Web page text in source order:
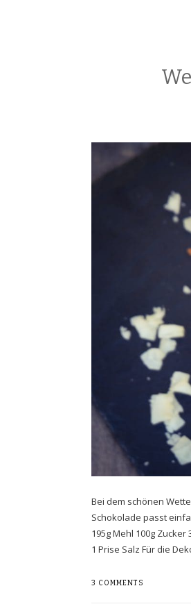
Bei dem schönen
Schokolade passt
195g Mehl 100g
1 Prise Salz Für die
3 COMMENTS